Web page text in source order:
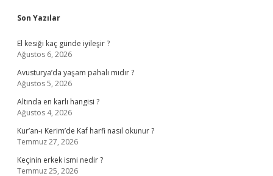
Sidebar
Son Yazılar
El kesiği kaç günde iyileşir ?
Ağustos 6, 2026
Avusturya’da yaşam pahalı mıdır ?
Ağustos 5, 2026
Altında en karlı hangisi ?
Ağustos 4, 2026
Kur’an-ı Kerim’de Kaf harfi nasıl okunur ?
Temmuz 27, 2026
Keçinin erkek ismi nedir ?
Temmuz 25, 2026